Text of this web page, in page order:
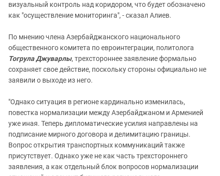
визуальный контроль над коридором, что будет обозначено
как "осуществление мониторинга", - сказал Алиев.
По мнению члена Азербайджанского национального
общественного комитета по евроинтеграции, политолога
Тогрула Джуварлы, трехстороннее заявление формально
сохраняет свое действие, поскольку стороны официально не
заявили о выходе из него.
"Однако ситуация в регионе кардинально изменилась,
повестка нормализации между Азербайджаном и Арменией
уже иная. Теперь дипломатические усилия направлены на
подписание мирного договора и делимитацию границы.
Вопрос открытия транспортных коммуникаций также
присутствует. Однако уже не как часть трехстороннего
заявления, а как отдельный блок вопросов нормализации